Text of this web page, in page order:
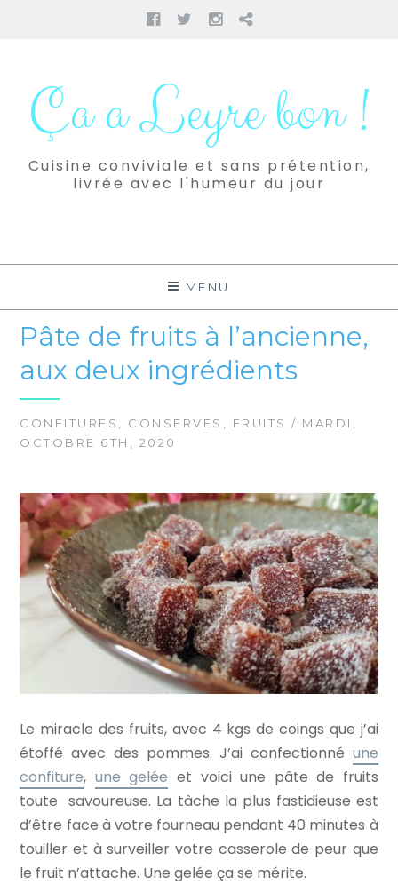
Facebook
TwitterInstagram
Pinterest
contenuÇa a Leyre bon !
Cuisine conviviale et sans prétention,
livrée avec l'humeur du jour
MENU
Pâte de fruits à l’ancienne,
aux deux ingrédients
CONFITURES CONSERVES FRUITS / MARDI,
OCTOBRE 6TH, 2020
Le miracle des fruits, avec 4 kgs de coings que j’ai
étoffé avec des pommes. J’ai confectionné une
confiture, une gelée et voici une pâte de fruits
toute savoureuse. La tâche la plus fastidieuse est
d’être face à votre fourneau pendant 40 minutes à
touiller et à surveiller votre casserole de peur que
le fruit n’attache. Une gelée ça se mérite.